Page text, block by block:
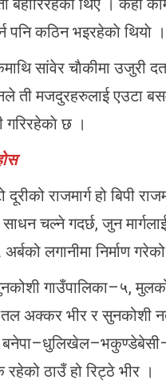
बेहाेरिरहेका थिए । केही
पनि कठिन भइरहेकाे थियाे ।
सांवेर चाैकीमा उजुरी
ती मजदुरहरुलाई एउटा
गरिरहेकाे छ ।
राजमार्ग हो बिपी
साधन चल्ने गदर्छ, जुन
लगानीमा निर्माण
गाउँपालिका–५,
तल अक्कर भीर र सुनकोशी
ठाउँ हो रिट्ठे भीर ।